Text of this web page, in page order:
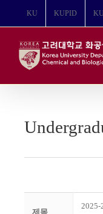
뛰
KU KUPID
제목
2025-